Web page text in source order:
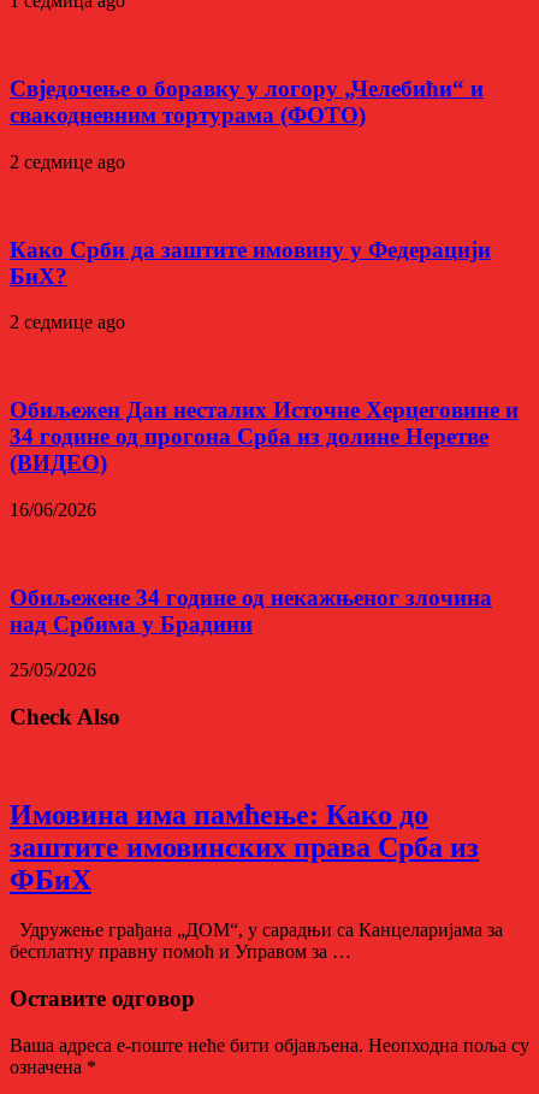
Свједочење о боравку у логору „Челебићи“ и
свакодневним тортурама (ФОТО)
2 седмице ago
Како Срби да заштите имовину у Федерацији
БиХ?
2 седмице ago
Обиљежен Дан несталих Источне Херцеговине и
34 године од прогона Срба из долине Неретве
(ВИДЕО)
16/06/2026
Обиљежене 34 године од некажњеног злочина
над Србима у Брадини
25/05/2026
Check Also
Имовина има памћење: Како до
заштите имовинских права Срба из
ФБиХ
Удружење грађана „ДОМ“, у сарадњи са Канцеларијама за
бесплатну правну помоћ и Управом за …
Оставите одговор
Ваша адреса е-поште неће бити објављена. Неопходна поља су
означена *